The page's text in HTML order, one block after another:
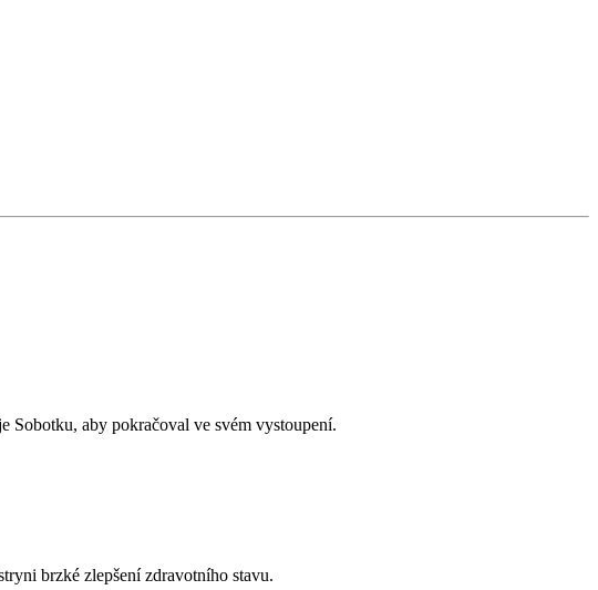
Sobotku, aby pokračoval ve svém vystoupení.
brzké zlepšení zdravotního stavu.